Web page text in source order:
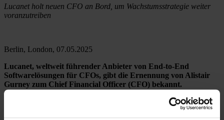
Lucanet holt neuen CFO an Bord, um Wachstumsstrategie weiter
voranzutreiben
Berlin, London, 07.05.2025
Lucanet, weltweit führender Anbieter von End-to-End
Softwarelösungen für CFOs, gibt die Ernennung von Alistair
Gurney zum Chief Financial Officer (CFO) bekannt.
Diese Entscheidung markiert einen weiteren bedeutenden
Meilenstein in der Entwicklung von Lucanet. Mit der Erweiterung